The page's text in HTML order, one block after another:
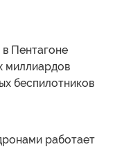
Пентагоне
миллиардов
беспилотников
работает